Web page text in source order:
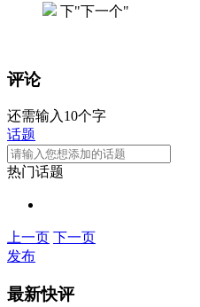
下"下一个"
评论
还需输入10个字
话题
热门话题
上一页 下一页
发布
最新快评